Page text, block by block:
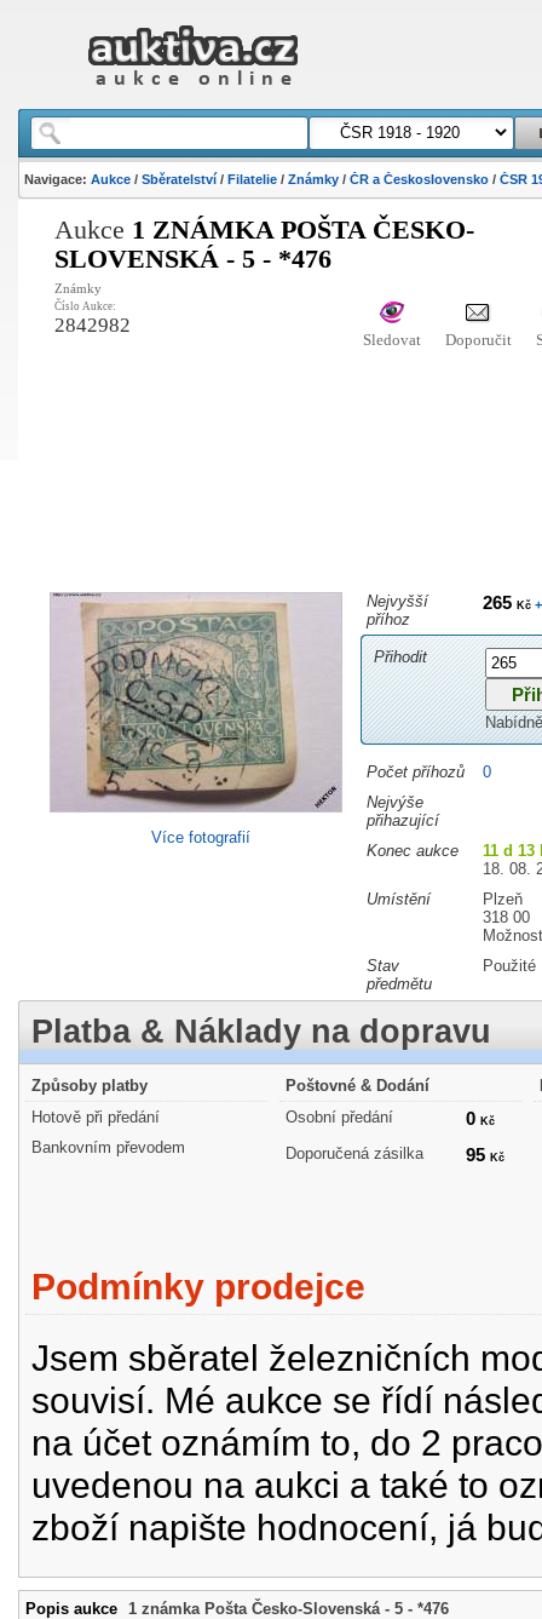
Navigace: Aukce/ Sběratelství/ Filatelie/ Známky/ ČR a Československo/ ČSR
Aukce 1 ZNÁMKA POŠTA ČESKO-
SLOVENSKÁ - 5 - *476
Známky
Číslo Aukce:
2842982
Sledovat Doporučit
Více fotografií
Nejvyšší
příhoz
265 Kč+
Přihodit
Počet příhozů
0
Nejvýše
přihazující
Konec aukce
11 d 13
18. 08.
Umístění
Plzeň
318 00
Stav
předmětu
Použité
Platba & Náklady na dopravu
Způsoby platby
Hotově při předání
Bankovním převodem
Poštovné & Dodání
Osobní předání
0 Kč
Doporučená zásilka 95 Kč
Podmínky prodejce
Jsem sběratel železničních
souvisí. Mé aukce se řídí
na účet oznámím to, do 2
uvedenou na aukci a také to
zboží napište hodnocení, já
Popis aukce 1 známka Pošta Česko-Slovenská - 5 - *476